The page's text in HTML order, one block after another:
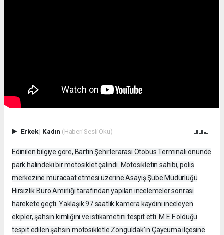
Erkek| Kadın (Haberi Sesli Oku)
Edinilen bilgiye göre, Bartın Şehirlerarası Otobüs Terminali önünde
park halindeki bir motosiklet çalındı. Motosikletin sahibi, polis
merkezine müracaat etmesi üzerine Asayiş Şube Müdürlüğü
Hırsızlık Büro Amirliği tarafından yapılan incelemeler sonrası
harekete geçti. Yaklaşık 97 saatlik kamera kaydını inceleyen
ekipler, şahsın kimliğini ve istikametini tespit etti. M.E.F olduğu
tespit edilen şahsın motosikletle Zonguldak'ın Çaycuma ilçesine